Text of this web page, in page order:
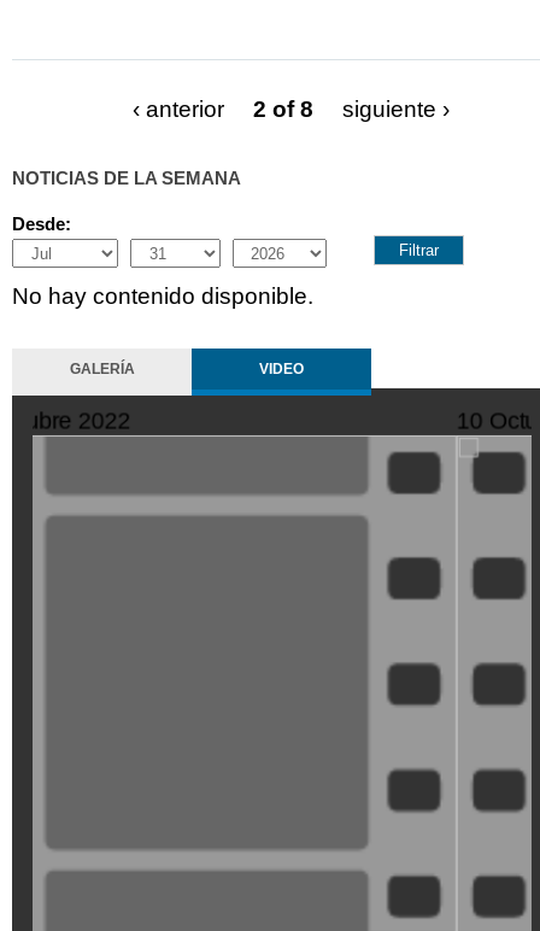
‹ anterior 2 of 8 siguiente ›
NOTICIAS DE LA SEMANA
Desde:
Month
Day Year
No hay contenido disponible.
GALERÍA VIDEO
11 Octubre 2022
SeQiPrxjl-
M